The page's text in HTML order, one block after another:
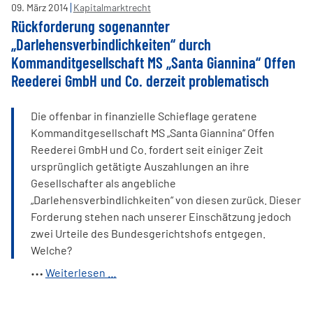
Bank
erstattet
Vorfälligkeitsentschädigung
09. März2014 Kapitalmarktrecht
Rückforderung sogenannter
„Darlehensverbindlichkeiten“ durch
Kommanditgesellschaft MS „Santa Giannina“ Offen
Reederei GmbH und Co. derzeit problematisch
Die offenbar in finanzielle Schieflage geratene
Kommanditgesellschaft MS „Santa Giannina“ Offen
Reederei GmbH und Co. fordert seit einiger Zeit
ursprünglich getätigte Auszahlungen an ihre
Gesellschafter als angebliche
„Darlehensverbindlichkeiten“ von diesen zurück. Dieser
Forderung stehen nach unserer Einschätzung jedoch
zwei Urteile des Bundesgerichtshofs entgegen.
Welche?
Weiterlesen …